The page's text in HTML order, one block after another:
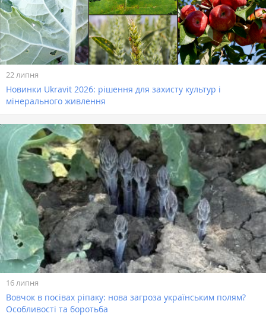
22 липня
Новинки Ukravit 2026: рішення для захисту культур і
мінерального живлення
16 липня
Вовчок в посівах ріпаку: нова загроза українським полям?
Особливості та боротьба